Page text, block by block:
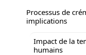
Processus de
implications
Impact de la
humains